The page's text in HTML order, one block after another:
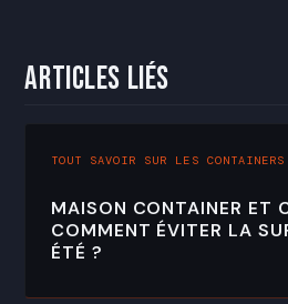
Articles liés
TOUT SAVOIR SUR LES
MAISON CONTAINER ET
COMMENT ÉVITER LA
ÉTÉ ?